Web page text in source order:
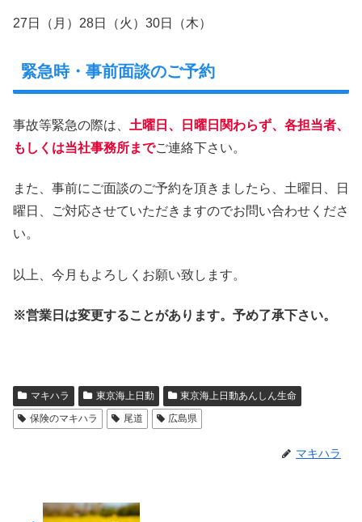
27日（月）28日（火）30日（木）
緊急時・事前面談のご予約
事故等緊急の際は、 土曜日、日曜日関わらず、各担当者、
もしくは当社事務所までご連絡下さい。
また、事前にご面談のご予約を頂きましたら、土曜日、日
曜日、ご対応させていただきますのでお問い合わせくださ
い。
以上、今月もよろしくお願い致します。
※営業日は変更することがあります。予め了承下さい。
マキハラ 東京海上日動
東京海上日動あんしん生命
保険のマキハラ
尾道 広島県
マキハラ